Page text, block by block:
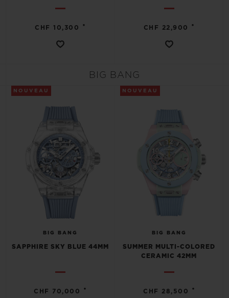
CHF 10,300 • CHF 22,900 •
BIG BANG
NOUVEAU
BIG BANG
SAPPHIRE SKY BLUE 44MM
CHF 70,000 •
NOUVEAU
BIG BANG
SUMMER MULTI-COLORED
CERAMIC 42MM
CHF 28,500 •